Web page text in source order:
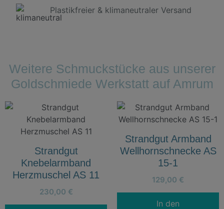
Plastikfreier & klimaneutraler Versand
Weitere Schmuckstücke aus unserer
Goldschmiede Werkstatt auf Amrum
Strandgut
Knebelarmband
Herzmuschel AS 11
230,00 €
Strandgut Armband
Wellhornschnecke AS
15-1
129,00 €
In den